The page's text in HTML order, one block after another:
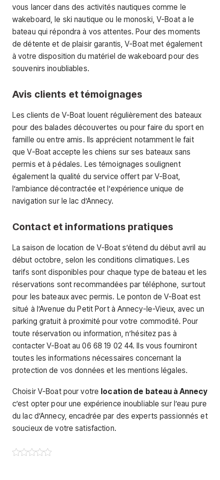
vous lancer dans des activités nautiques comme le
wakeboard, le ski nautique ou le monoski, V-Boat a le
bateau qui répondra à vos attentes. Pour des moments
de détente et de plaisir garantis, V-Boat met également
à votre disposition du matériel de wakeboard pour des
souvenirs inoubliables.
Avis clients et témoignages
Les clients de V-Boat louent régulièrement des bateaux
pour des balades découvertes ou pour faire du sport en
famille ou entre amis. Ils apprécient notamment le fait
que V-Boat accepte les chiens sur ses bateaux sans
permis et à pédales. Les témoignages soulignent
également la qualité du service offert par V-Boat,
l’ambiance décontractée et l’expérience unique de
navigation sur le lac d’Annecy.
Contact et informations pratiques
La saison de location de V-Boat s’étend du début avril au
début octobre, selon les conditions climatiques. Les
tarifs sont disponibles pour chaque type de bateau et les
réservations sont recommandées par téléphone, surtout
pour les bateaux avec permis. Le ponton de V-Boat est
situé à l’Avenue du Petit Port à Annecy-le-Vieux, avec un
parking gratuit à proximité pour votre commodité. Pour
toute réservation ou information, n’hésitez pas à
contacter V-Boat au 06 68 19 02 44. Ils vous fourniront
toutes les informations nécessaires concernant la
protection de vos données et les mentions légales.
Choisir V-Boat pour votre location de bateau à Annecy
c’est opter pour une expérience inoubliable sur l’eau pure
du lac d’Annecy, encadrée par des experts passionnés et
soucieux de votre satisfaction.